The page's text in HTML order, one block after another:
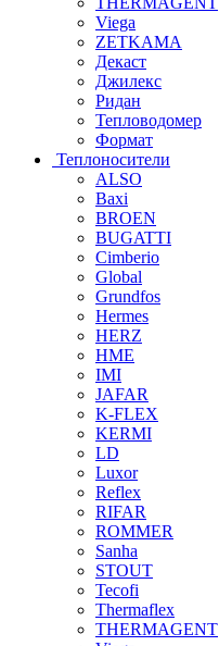
Viega
ZETKAMA
Декаст
Джилекс
Ридан
Тепловодомер
Формат
Теплоносители
ALSO
Baxi
BROEN
BUGATTI
Cimberio
Global
Grundfos
Hermes
HERZ
HME
IMI
JAFAR
K-FLEX
KERMI
LD
Luxor
Reflex
RIFAR
ROMMER
Sanha
STOUT
Tecofi
Thermaflex
THERMAGENT